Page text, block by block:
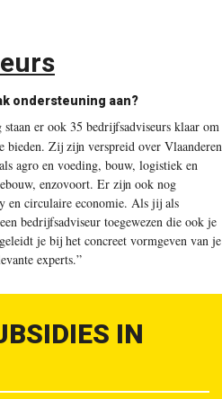
ondersteuning aan?
staan er ook 35 bedrijfsadviseurs klaar om
bieden. Zij zijn verspreid over Vlaanderen
agro en voeding, bouw, logistiek en
enzovoort. Er zijn ook nog
en circulaire economie. Als jij als
bedrijfsadviseur toegewezen die ook je
je bij het concreet vormgeven van je
experts.”
IN